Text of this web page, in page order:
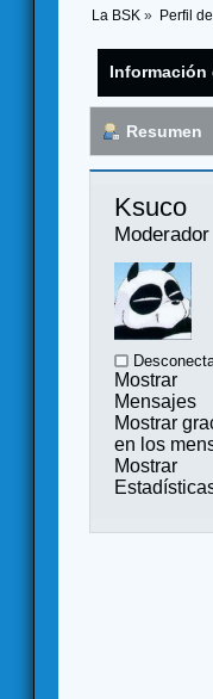
La BSK » Perfil
Información
Resumen
Ksuco
Moderador
Mostrar
Mensajes
Mostrar
en los
Mostrar